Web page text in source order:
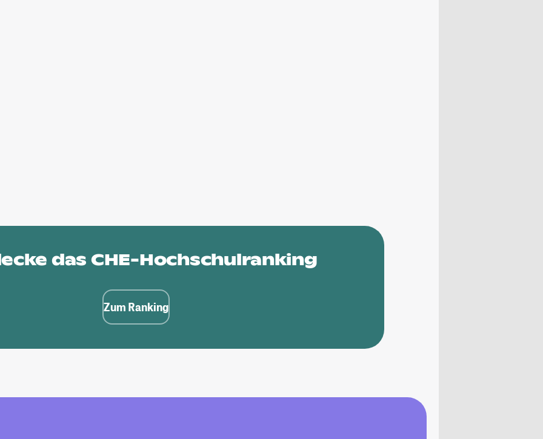
das CHE-Hochschulranking
Zum Ranking